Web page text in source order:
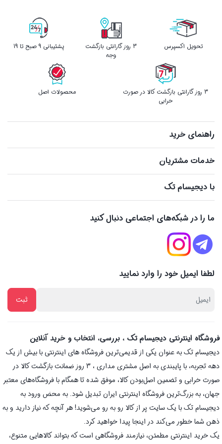
تحویل اکسپرس
3 روز گارانتی بازگشت
وجه
پشتیبانی 9 صبح تا 19
3 روز گارانتی بازگشت کالا در صورت
خرابی
محصولات اصل
راهنمای خرید
خدمات مشتریان
با دیجیسام تک
ما را در شبکه‌های اجتماعی دنبال کنید
لطفا ایمیل خود را وارد نمایید
فروشگاه اینترنتی دیجیسام تک ، بررسی، انتخاب و خرید آنلاین
دیجیسام تک به عنوان یکی از قدیمی‌ترین فروشگاه های اینترنتی با بیش از یک
دهه تجربه، با پایبندی به اصل مشتری مداری ، 3 روز ضمانت بازگشت کالا در
صورت خرابی و تضمین اصل‌بودن کالا، موفق شده تا همگام با فروشگاه‌های معتبر
جهان، به بزرگ‌ترین فروشگاه اینترنتی ایران تبدیل شود. به محض ورود به
دیجیسام تک با یک سایت پر از کالا رو به رو می‌شوید! هر آنچه که نیاز دارید و به
ذهن شما خطور می‌کند در اینجا پیدا خواهید کرد.
یک خرید اینترنتی مطمئن، نیازمند فروشگاهی است که بتواند کالاهایی متنوع،